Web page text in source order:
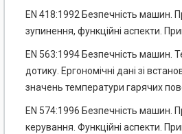
EN 418:1992 Безпечність машин.
зупинення, функційні аспекти.
EN 563:1994 Безпечність машин.
дотику. Ергономічні дані зі
значень температури гарячих
EN 574:1996 Безпечність машин.
керування. Функційні аспекти.